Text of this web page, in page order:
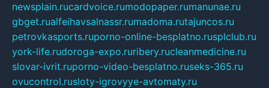
newsplain.rucardvoice.rumodopaper.rumanunae.ru
gbget.rualfeihavsalnassr.rumadoma.rutajuncos.ru
petrovkasports.ruporno-online-besplatno.rusplclub.ru
york-life.rudoroga-expo.ruribery.rucleanmedicine.ru
slovar-ivrit.ruporno-video-besplatno.ruseks-365.ru
ovucontrol.rusloty-igrovyye-avtomaty.ru